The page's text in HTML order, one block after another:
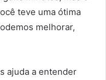
teve uma ótima
melhorar,
ajuda a entender